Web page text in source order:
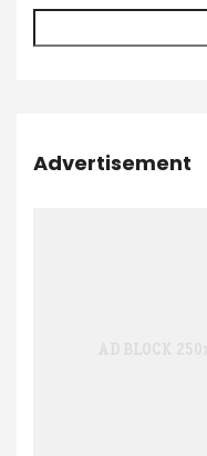
Advertisement